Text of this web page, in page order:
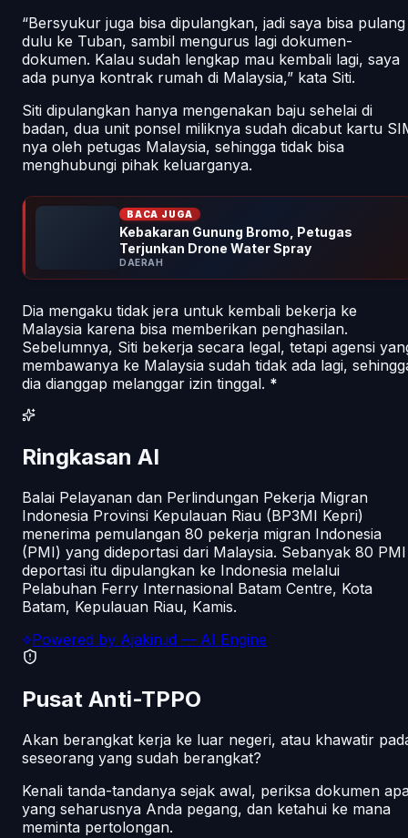
“Bersyukur juga bisa dipulangkan, jadi saya bisa pulang
dulu ke Tuban, sambil mengurus lagi dokumen-
dokumen. Kalau sudah lengkap mau kembali lagi, saya
ada punya kontrak rumah di Malaysia,” kata Siti.
Siti dipulangkan hanya mengenakan baju sehelai di
badan, dua unit ponsel miliknya sudah dicabut kartu
nya oleh petugas Malaysia, sehingga tidak bisa
menghubungi pihak keluarganya.
BACA JUGA
Kebakaran Gunung Bromo, Petugas
Terjunkan Drone Water Spray
DAERAH
Dia mengaku tidak jera untuk kembali bekerja ke
Malaysia karena bisa memberikan penghasilan.
Sebelumnya, Siti bekerja secara legal, tetapi agensi
membawanya ke Malaysia sudah tidak ada lagi,
dia dianggap melanggar izin tinggal. *
Ringkasan AI
Balai Pelayanan dan Perlindungan Pekerja Migran
Indonesia Provinsi Kepulauan Riau (BP3MI Kepri)
menerima pemulangan 80 pekerja migran Indonesia
(PMI) yang dideportasi dari Malaysia. Sebanyak 80 PMI
deportasi itu dipulangkan ke Indonesia melalui
Pelabuhan Ferry Internasional Batam Centre, Kota
Batam, Kepulauan Riau, Kamis.
Powered by Ajakin.id — AI Engine
Pusat Anti-TPPO
Akan berangkat kerja ke luar negeri, atau khawatir
seseorang yang sudah berangkat?
Kenali tanda-tandanya sejak awal, periksa dokumen
yang seharusnya Anda pegang, dan ketahui ke mana
meminta pertolongan.